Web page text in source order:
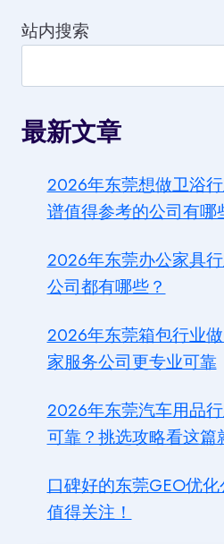
站内搜索
最新文章
2026年东莞想做卫浴
谱值得参考的公司有哪
2026年东莞办公家具
公司都有哪些？
2026年东莞箱包行业
家服务公司更专业可靠
2026年东莞汽车用品
可靠？挑选攻略看这篇
口碑好的东莞GEO优
值得关注！